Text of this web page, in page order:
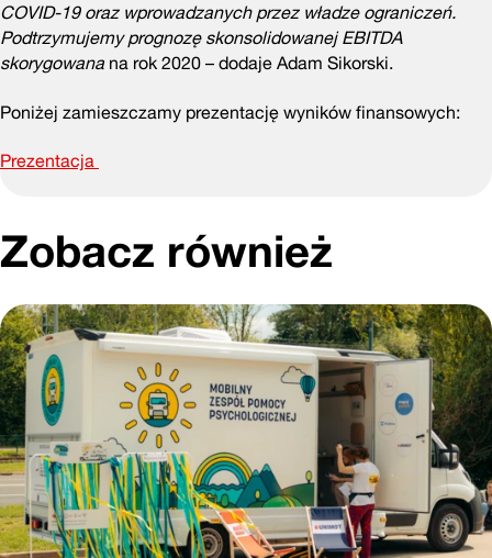
COVID-19 oraz wprowadzanych przez władze ograniczeń.
Podtrzymujemy prognozę skonsolidowanej EBITDA
skorygowana na rok 2020 – dodaje Adam Sikorski.
Poniżej zamieszczamy prezentację wyników finansowych:
Prezentacja
Zobacz również